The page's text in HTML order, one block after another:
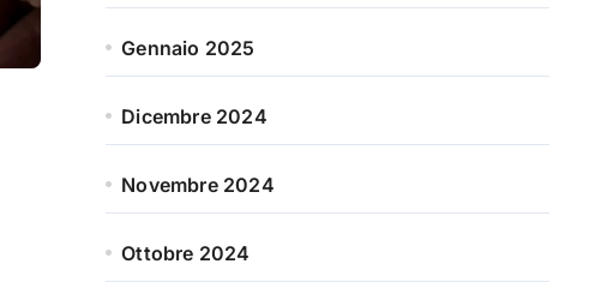
Gennaio 2025
Dicembre 2024
Novembre 2024
Ottobre 2024